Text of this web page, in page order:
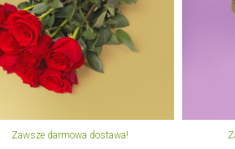
Zawsze darmowa dostawa!